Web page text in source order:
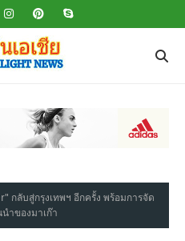
กลับสู่กรุงเทพฯ อีกครั้ง พร้อมการจัด
ำของมาเก๊า